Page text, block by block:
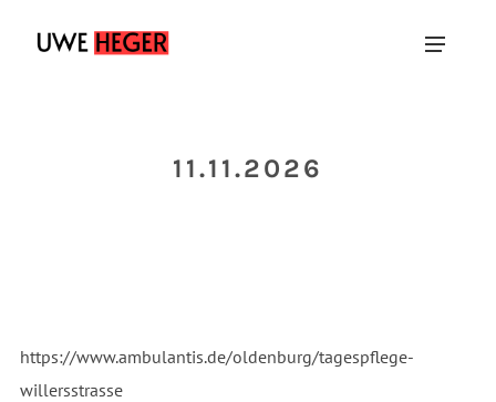
11.11.2026
https://www.ambulantis.de/oldenburg/tagespflege-
willersstrasse